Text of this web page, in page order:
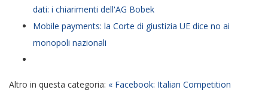
dati: i chiarimenti dell'AG Bobek
Mobile payments: la Corte di giustizia UE dice no ai
monopoli nazionali
Altro in questa categoria: « Facebook: Italian Competition